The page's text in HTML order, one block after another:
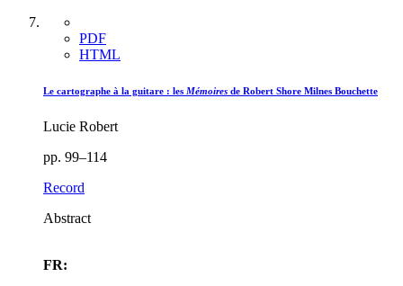
PDF
HTML
Le cartographe à la guitare : les Mémoires de Robert Shore Milnes Bouchette
Lucie Robert
pp. 99–114
Record
Abstract
FR: